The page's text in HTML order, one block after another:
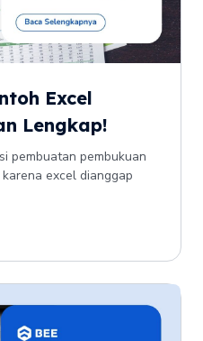
Excel
Lengkap!
pembuatan pembukuan
excel dianggap